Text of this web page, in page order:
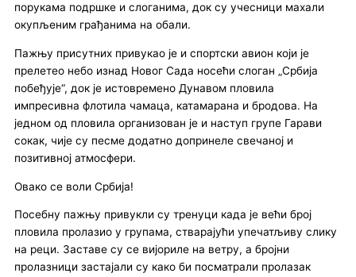
порукама подршке и слоганима, док су учесници махали
окупљеним грађанима на обали.
Пажњу присутних привукао је и спортски авион који је
прелетео небо изнад Новог Сада носећи слоган „Србија
побеђује“, док је истовремено Дунавом пловила
импресивна флотила чамаца, катамарана и бродова. На
једном од пловила организован је и наступ групе Гарави
сокак, чије су песме додатно допринеле свечаној и
позитивној атмосфери.
Овако се воли Србија!
Посебну пажњу привукли су тренуци када је већи број
пловила пролазио у групама, стварајући упечатљиву слику
на реци. Заставе су се вијориле на ветру, а бројни
пролазници застајали су како би посматрали пролазак